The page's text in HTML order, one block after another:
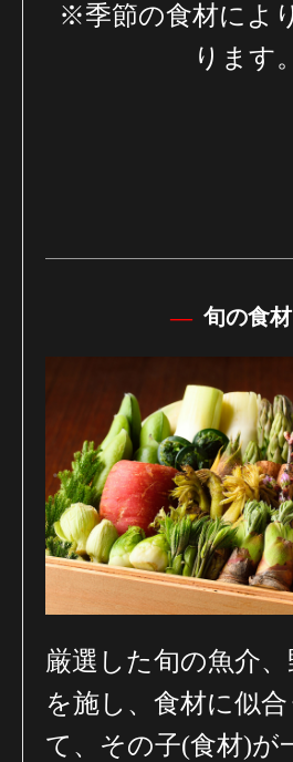
※季節の食材によ
ります。
旬の食材
厳選した旬の魚介
を施し、食材に似
て、 その子(食材)が